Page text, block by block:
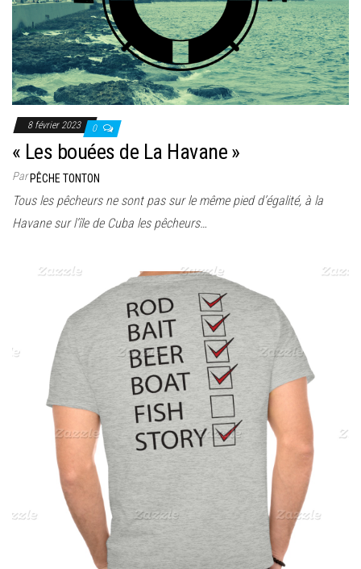
8 février 2023 0
« Les bouées de La Havane »
ParPÊCHE TONTON
Tous les pêcheurs ne sont pas sur le même pied d’égalité, à la
Havane sur l’île de Cuba les pêcheurs…